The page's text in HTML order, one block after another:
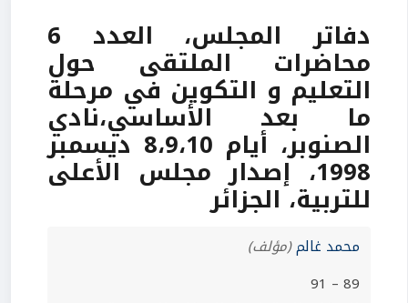
دفاتر المجلس، العدد 6
محاضرات الملتقى حول
التعليم و التكوين في مرحلة
ما بعد الأساسي،نادي
الصنوبر، أيام 8،9،10 ديسمبر
1998، إصدار مجلس الأعلى
للتربية، الجزائر
محمد غالم(مؤلف)
89 – 91